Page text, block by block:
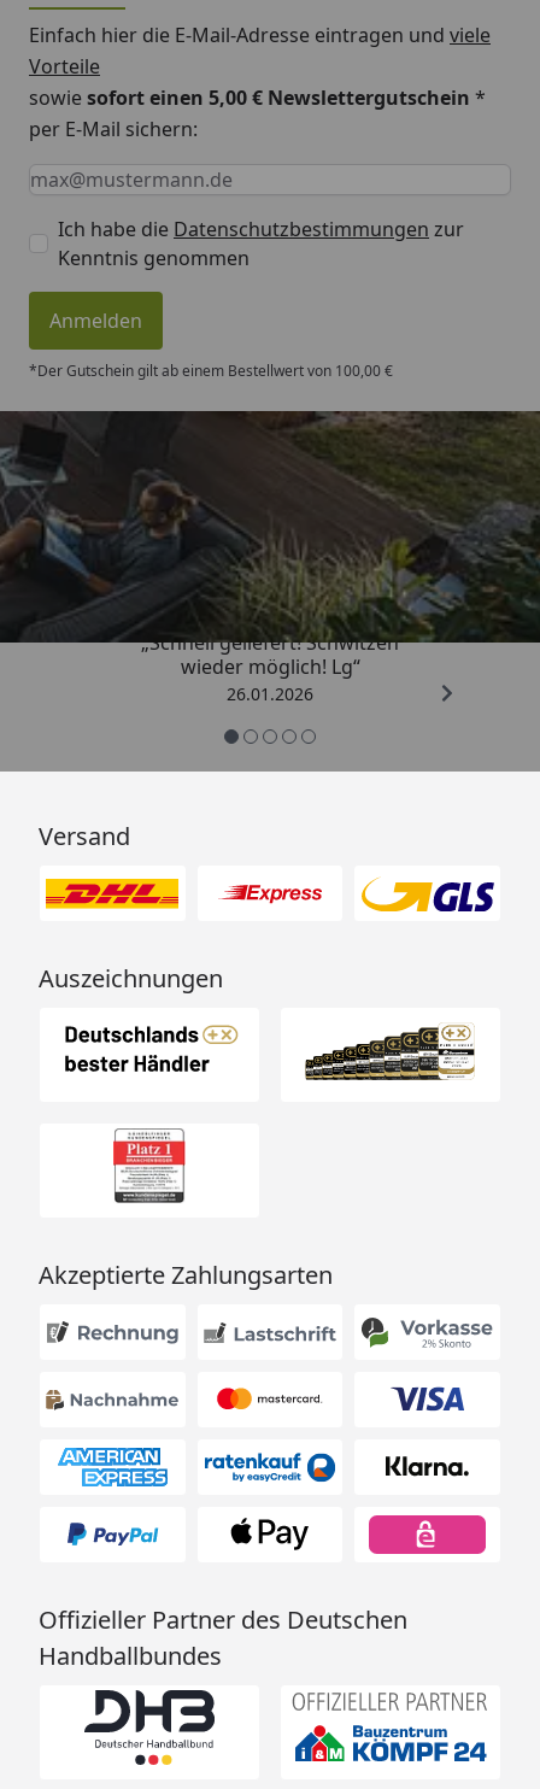
Einfach hier die E-Mail-Adresse eintragen und viele
Vorteile
sowiesofort einen 5,00 € Newslettergutschein *
per E-Mail sichern:
Keine Eingabe erforderlich
Eingabe erforderlich
E-Mail *
Ich habe die Datenschutzbestimmungen zur
Kenntnis genommen
Anmelden
*Der Gutschein gilt ab einem Bestellwert von 100,00 €
Trusted Shops
„Schnell geliefert! Schwitzen
wieder möglich! Lg“
26.01.2026
Versand
Auszeichnungen
Akzeptierte Zahlungsarten
Offizieller Partner des Deutschen
Handballbundes